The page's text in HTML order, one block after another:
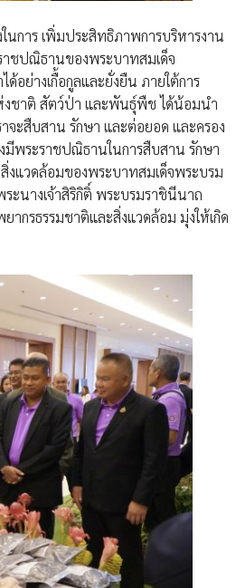
นการ เพิ่มประสิทธิภาพการบริหารงาน
าชปณิธานของพระบาทสมเด็จ
ย่างเกื้อกูลและยั่งยืน ภายใต้การ
งชาติ สัตว์ป่า และพันธุ์พืช ได้น้อมนำ
จะสืบสาน รักษา และต่อยอด และครอง
พระราชปณิธานในการสืบสาน รักษา
งแวดล้อมของพระบาทสมเด็จพระบรม
นางเจ้าสิริกิติ์ พระบรมราชินีนาถ
กรธรรมชาติและสิ่งแวดล้อม มุ่งให้เกิด